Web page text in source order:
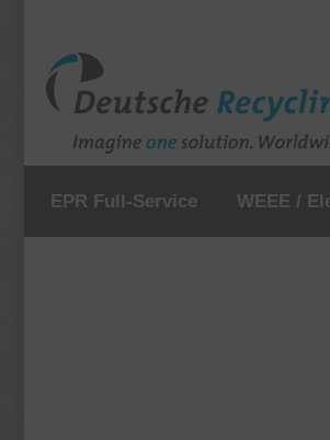
EPR Full-Service WEEE /